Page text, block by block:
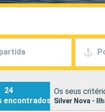
24
encontrados
Os seus
Silver Nova -